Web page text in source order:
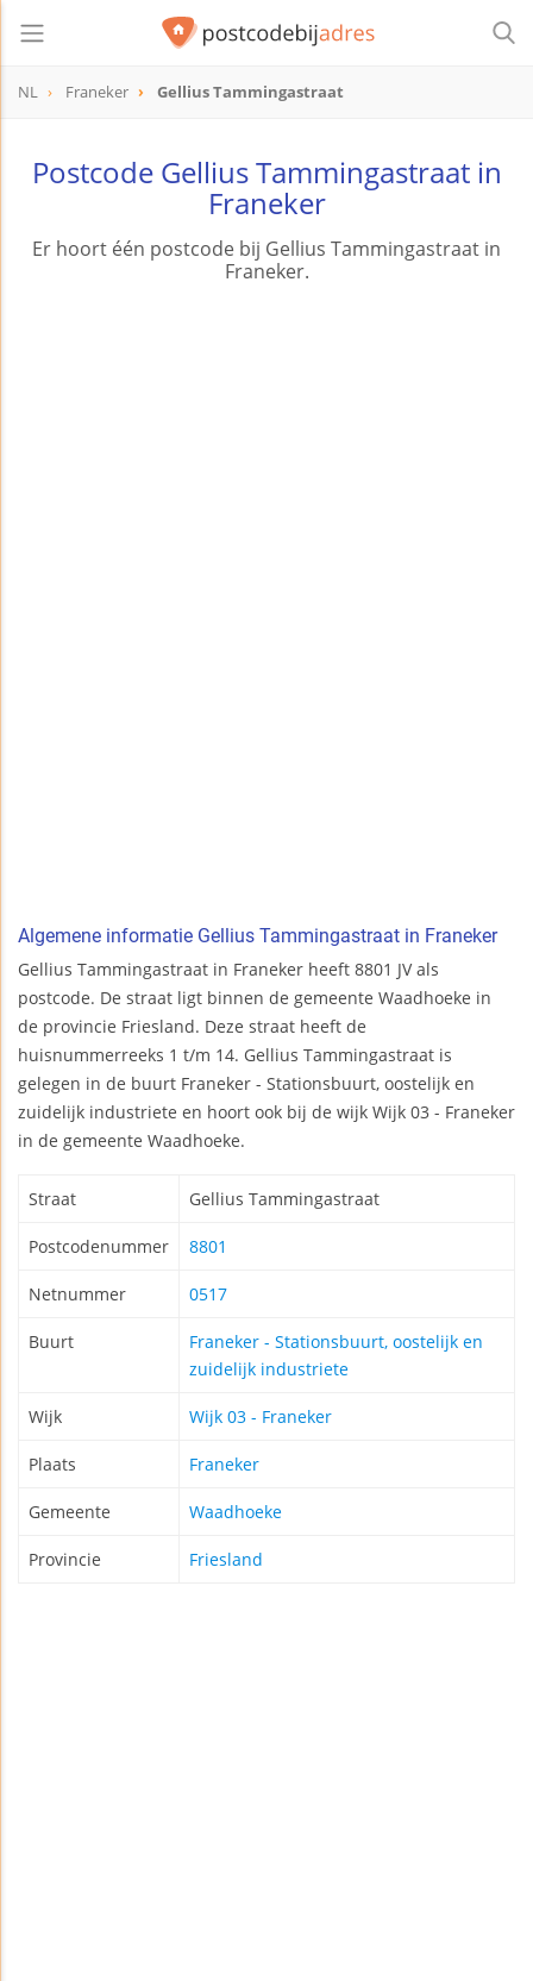
NL Franeker Gellius Tammingastraat
Postcode Gellius Tammingastraat in
Franeker
Er hoort één postcode bij Gellius Tammingastraat in
Franeker.
Algemene informatie Gellius Tammingastraat in Franeker
Gellius Tammingastraat in Franeker heeft 8801 JV als
postcode. De straat ligt binnen de gemeente Waadhoeke in
de provincie Friesland. Deze straat heeft de
huisnummerreeks 1 t/m 14. Gellius Tammingastraat is
gelegen in de buurt Franeker - Stationsbuurt, oostelijk en
zuidelijk industriete en hoort ook bij de wijk Wijk 03 - Franeker
in de gemeente Waadhoeke.
Straat Gellius Tammingastraat
Postcodenummer 8801
Netnummer 0517
Buurt
Franeker - Stationsbuurt, oostelijk en
zuidelijk industriete
Wijk Wijk 03 - Franeker
Plaats Franeker
Gemeente Waadhoeke
Provincie Friesland